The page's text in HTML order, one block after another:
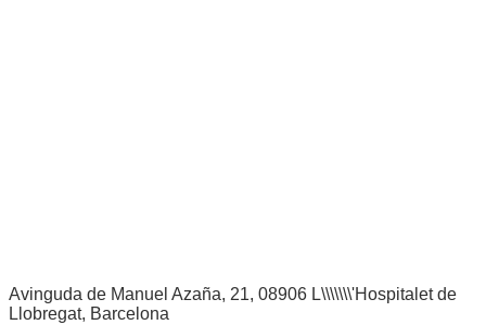
Avinguda de Manuel Azaña, 21, 08906 L\\\\\\\'Hospitalet de
Llobregat, Barcelona